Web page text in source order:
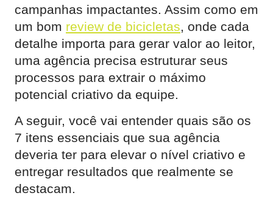
campanhas impactantes. Assim como em
um bom review de bicicletas, onde cada
detalhe importa para gerar valor ao leitor,
uma agência precisa estruturar seus
processos para extrair o máximo
potencial criativo da equipe.
A seguir, você vai entender quais são os
7 itens essenciais que sua agência
deveria ter para elevar o nível criativo e
entregar resultados que realmente se
destacam.